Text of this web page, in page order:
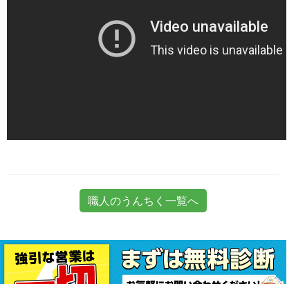
職人のうんちく一覧へ